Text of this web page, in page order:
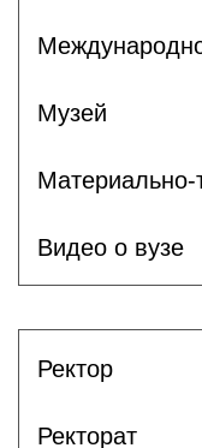
Музей
Материально-
Видео о вузе
Ректор
Ректорат